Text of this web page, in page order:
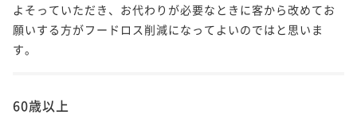
よそっていただき、お代わりが必要なときに客から改めてお
願いする方がフードロス削減になってよいのではと思いま
す。
60歳以上